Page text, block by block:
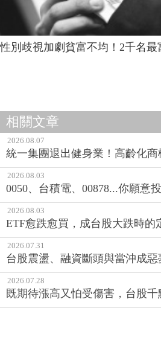
性別歧視加劇貧富不均！2千名最
相關文章
2026.08.07
統一集團退出健身業！高齡化
2026.08.03
0050、台積電、00878...你願意
2026.08.03
ETF愈跌愈買，成台股大跌時
2026.07.31
台股震盪、融資斷頭與當沖成
2026.07.28
既期待漲高又怕受傷害，台股